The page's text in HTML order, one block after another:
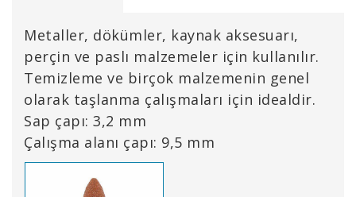
Metaller, dökümler, kaynak aksesuarı,
perçin ve paslı malzemeler için kullanılır.
Temizleme ve birçok malzemenin genel
olarak taşlanma çalışmaları için idealdir.
Sap çapı: 3,2 mm
Çalışma alanı çapı: 9,5 mm